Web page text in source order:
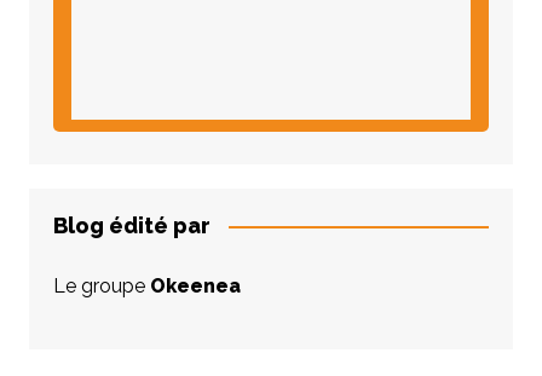
Blog édité par
Le groupe Okeenea